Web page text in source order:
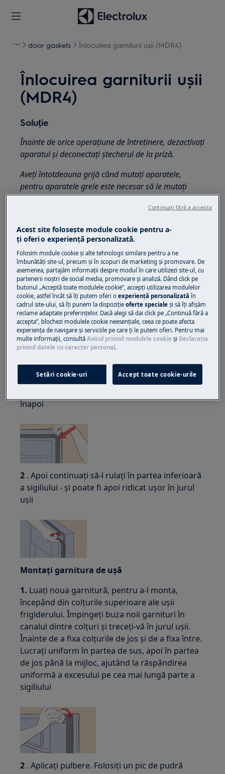
door gaskets Înlocuirea garniturii ușii (MDR4)
Înlocuirea garniturii ușii
(MDR4)
Soluție
Înainte de orice operațiune de întreținere, dezactivați
aparatul și deconectați ștecherul de la priză.
Aveți întotdeauna grijă când mutați aparatele,
pentru aparatele grele este necesar să le mutați
două persoane.
încălțăminte închisă.
Vă rugăm să rețineți că autorepararea sau reparația
neprofesională poate avea consecințe de siguranță
dacă nu este efectuată corect
Înlocuirea garniturii ușii
Pentru a scoate garnitura ușii
ATENȚIE:Asigurați-vă că ați oprit aparatul la
rețea înainte de a începe reparația
1. Așezați degetul mare sub sigiliu, cea mai bună
metodă este să începeți de la colț. Apucați
înapoi
2 . Apoi continuați să-l rulați în partea inferioară
a sigiliului - și poate fi apoi ridicat ușor în jurul
ușii
Montați garnitura de ușă
1. Luați noua garnitură, pentru a-l monta,
începând din colțurile superioare ale ușii
frigiderului. Împingeți buza noii garnituri în
canalul dintre colțuri și treceți-vă în jurul ușii.
Înainte de a fixa colțurile de jos și de a fixa între.
Lucrați uniform în partea de sus, apoi în partea
de jos până la mijloc, ajutând la răspândirea
uniformă a excesului pe cea mai lungă parte a
sigiliului
2 . Aplicați pulbere. Folosiți un pic de pudră
Acest site folosește module cookie pentru a-
ţi oferi o experienţă personalizată.
Folosim module cookie și alte tehnologii similare pentru a ne
îmbunătăţi site-ul, precum și în scopuri de marketing și promovare. De
asemenea, partajăm informaţii despre modul în care utilizezi site-ul, cu
partenerii noștri de social media, promovare și analiză. Dând click pe
butonul „Acceptă toate modulele cookie”, accepţi utilizarea modulelor
cookie, astfel încât să îţi putem oferi oexperienţă personalizată în
cadrul site-ului, să îţi punem la dispoziţieoferte speciale și să îţi afișăm
reclame adaptate preferinţelor. Dacă alegi să dai click pe „Continuă fără a
accepta”, blochezi modulele cookie neesenţiale, ceea ce poate afecta
experienţa de navigare și serviciile pe care ţi le putem oferi. Pentru mai
multe informaţii, consultăAvizul privind modulele cookie și Declaraţia
privind datele cu caracter personal.
Setări cookie-uri Accept toate cookie-urile
Continuați fără a accepta